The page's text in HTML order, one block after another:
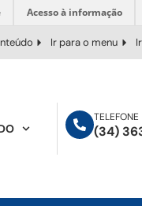
Acesso à informação
Ir para o menu
TELEFONE
(34)